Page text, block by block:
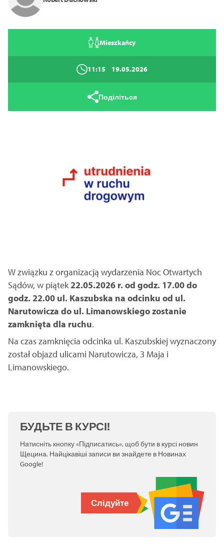
Mieszkańcy
11:15 19.05.2026
Поділіться
W związku z organizacją wydarzenia Noc Otwartych
Sądów, w piątek22.05.2026 r. od godz. 17.00 do
godz. 22.00 ul. Kaszubska na odcinku od ul.
Narutowicza do ul. Limanowskiego zostanie
zamknięta dla ruchu.
Na czas zamknięcia odcinka ul. Kaszubskiej wyznaczony
został objazd ulicami Narutowicza, 3 Maja i
Limanowskiego.
БУДЬТЕ В КУРСІ!
Натисніть кнопку «Підписатись», щоб бути в курсі новин
Щецина. Найцікавіші записи ви знайдете в Новинах
Google!
Слідуйте